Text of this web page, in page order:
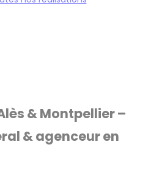
& Montpellier –
& agenceur en